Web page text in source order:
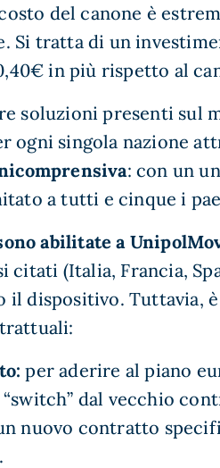
del canone è
Si tratta di un
in più rispetto al
soluzioni presenti sul
ogni singola nazione
: con un
a tutti e cinque i
abilitate a
citati (Italia, Francia,
il dispositivo. Tuttavia,
per aderire al piano
dal vecchio
nuovo contratto